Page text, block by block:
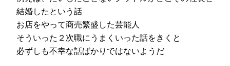
結婚したという話
お店をやって商売繁盛した芸能人
そういった２次職にうまくいった話をきくと
必ずしも不幸な話ばかりではないようだ